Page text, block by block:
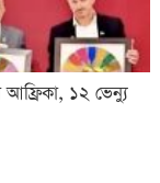
১২ ভেন্যু